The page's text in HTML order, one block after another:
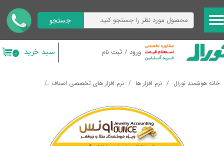
ورود / ثبت نام
حساب کاربری من
تغییر گذر واژه
خروج از حساب کاربری
جستجو
۰ سبد خرید
خانه هوشمند نورال نرم افزار ها نرم افزار های تخصصی اصناف